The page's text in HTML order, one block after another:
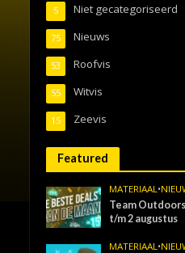
Niet gecategoriseerd
5
Nieuws
75
Roofvis
53
Witvis
55
Zeevis
15
Featured
MATERIAAL •
Team
t/m 2 augustus
MATERIAAL •